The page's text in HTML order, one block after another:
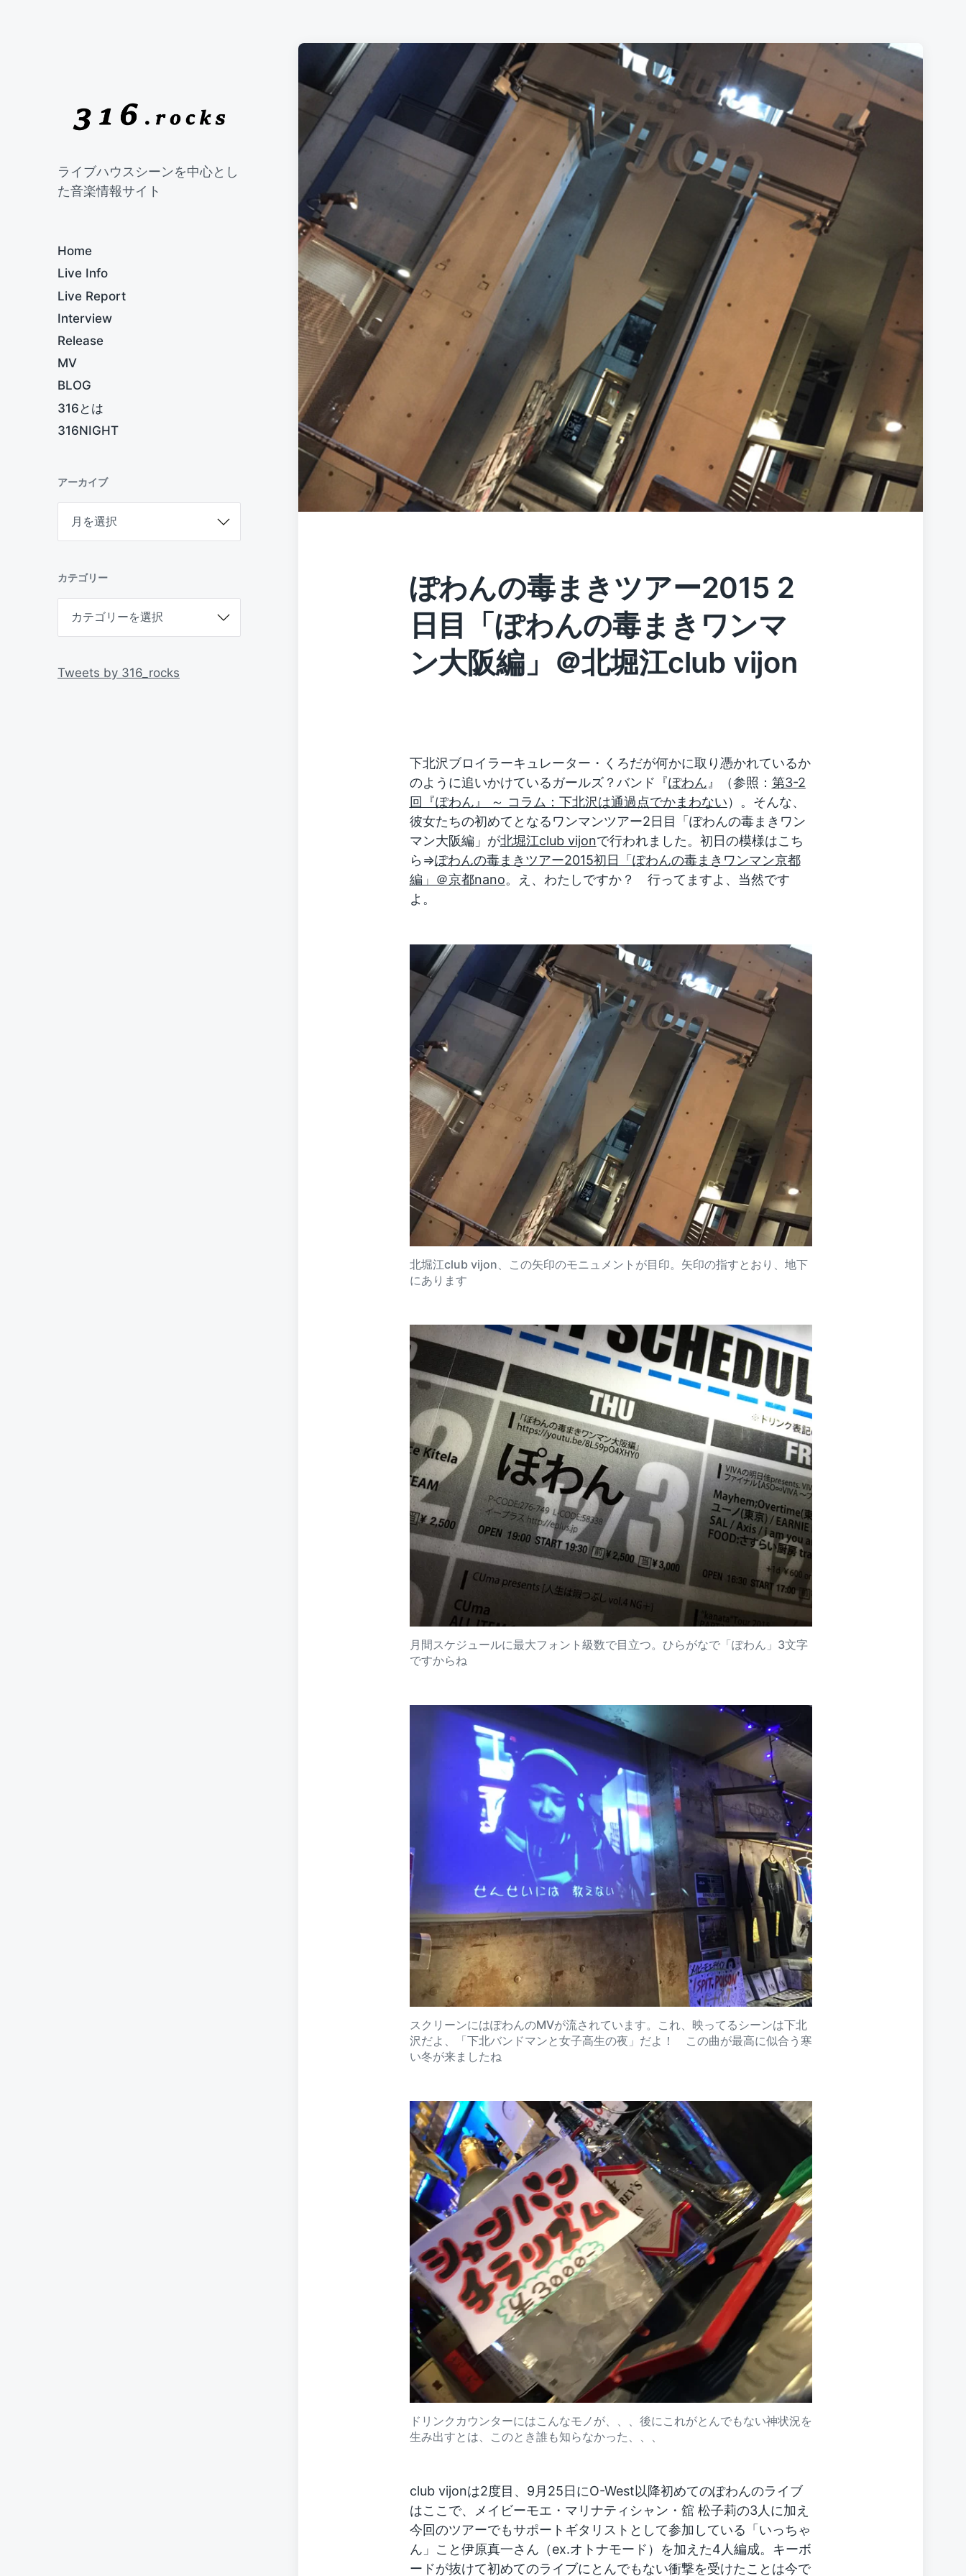
ライブハウスシーンを中心とし
た音楽情報サイト
Home
Live Info
Live Report
Interview
Release
MV
BLOG
316とは
316NIGHT
アーカイブ
カ
ブ
カテゴリー
ゴ
ー
Tweets by 316_rocks
ぽわんの毒まきツアー2015 2
日目「ぽわんの毒まきワンマ
ン大阪編」＠北堀江club vijon
下北沢ブロイラーキュレーター・くろだが何かに取り憑かれているか
のように追いかけているガールズ？バンド『ぽわん』（参照： 第3-2
回『ぽわん』 ～ コラム：下北沢は通過点でかまわない）。そんな、
彼女たちの初めてとなるワンマンツアー2日目「ぽわんの毒まきワン
マン大阪編」が北堀江club vijonで行われました。初日の模様はこち
ら⇒ぽわんの毒まきツアー2015初日「ぽわんの毒まきワンマン京都
編」＠京都nano。え、わたしですか？ 行ってますよ、当然です
よ。
北堀江club vijon、この矢印のモニュメントが目印。矢印の指すとおり、地下
にあります
月間スケジュールに最大フォント級数で目立つ。ひらがなで「ぽわん」3文字
ですからね
スクリーンにはぽわんのMVが流されています。これ、映ってるシーンは下北
沢だよ、「下北バンドマンと女子高生の夜」だよ！ この曲が最高に似合う寒
い冬が来ましたね
ドリンクカウンターにはこんなモノが、、、後にこれがとんでもない神状況を
生み出すとは、このとき誰も知らなかった、、、
club vijonは2度目、9月25日にO-West以降初めてのぽわんのライブ
はここで、メイビーモエ・マリナティシャン・舘 松子莉の3人に加え
今回のツアーでもサポートギタリストとして参加している「いっちゃ
ん」こと伊原真一さん（ex.オトナモード）を加えた4人編成。キーボ
ードが抜けて初めてのライブにとんでもない衝撃を受けたことは今で